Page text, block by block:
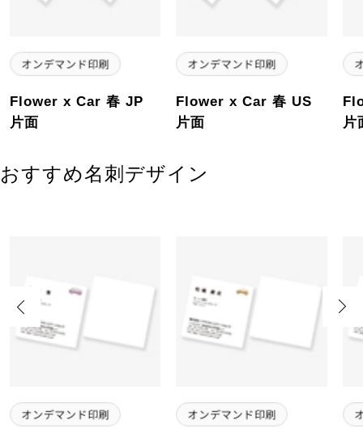
Flower x Car 春 JP
片面
Flower x Car 春 US
片面
片
おすすめ名刺デザイン